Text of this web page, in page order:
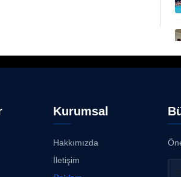
Kurumsal
Hakkımızda
İletişim